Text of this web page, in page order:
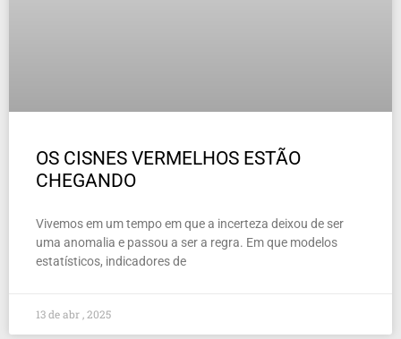
OS CISNES VERMELHOS ESTÃO
CHEGANDO
Vivemos em um tempo em que a incerteza deixou de ser
uma anomalia e passou a ser a regra. Em que modelos
estatísticos, indicadores de
13 de abr , 2025